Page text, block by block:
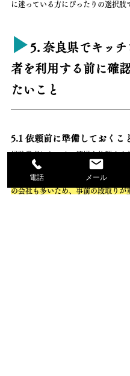
に迷っている方にぴったりの選択肢
▶︎ 5. 奈良県でキッ
者を利用する前に確
たいこと
5.1 依頼前に準備しておくこ
掃除業者にキッチン清掃を依頼する
か準備しておくことで作業がスムー
とくに奈良県では、
地元密着の個
の会社も多いため、事前の段取りが
電話 メール